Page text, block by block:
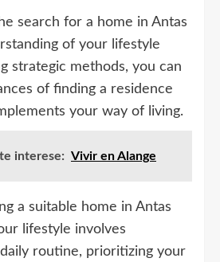
search for a home in Antas
of your lifestyle
strategic methods, you can
of finding a residence
your way of living.
interese: Vivir en Alange
a suitable home in Antas
lifestyle involves
routine, prioritizing your